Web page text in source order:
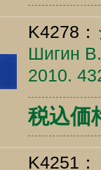
K4278：
Шигин
2010.
税込価
K4251：